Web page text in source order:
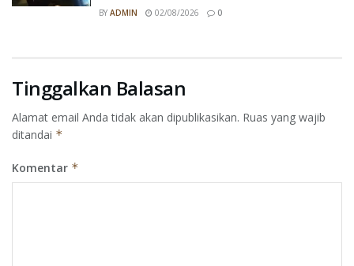
BY ADMIN 02/08/2026 0
Tinggalkan Balasan
Alamat email Anda tidak akan dipublikasikan. Ruas yang wajib
ditandai *
Komentar *